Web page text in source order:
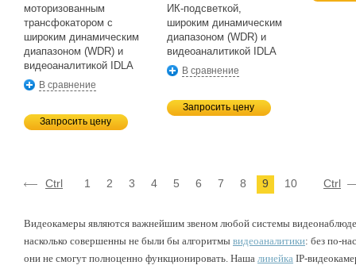
моторизованным
трансфокатором с
широким динамическим
диапазоном (WDR) и
видеоаналитикой IDLA
В сравнение
Запросить цену
ИК-подсветкой,
широким динамическим
диапазоном (WDR) и
видеоаналитикой IDLA
В сравнение
Запросить цену
Ctrl 1 2 3 4 5 6 7 8 9 10 Ctrl
Видеокамеры являются важнейшим звеном любой системы
насколько совершенны не были бы алгоритмы видеоаналитики: без по-
они не смогут полноценно функционировать. Наша линейка IP-